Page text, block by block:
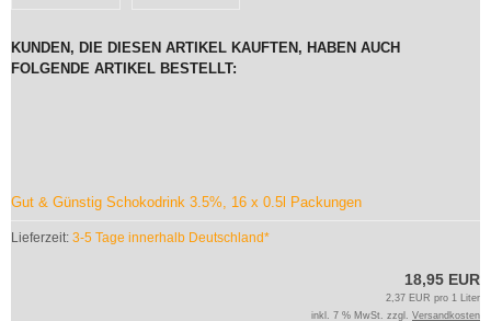
KUNDEN, DIE DIESEN ARTIKEL KAUFTEN, HABEN AUCH
FOLGENDE ARTIKEL BESTELLT:
Gut & Günstig Schokodrink 3.5%, 16 x 0.5l Packungen
Lieferzeit: 3-5 Tage innerhalb Deutschland*
18,95 EUR
2,37 EUR pro 1 Liter
inkl. 7 % MwSt. zzgl. Versandkosten